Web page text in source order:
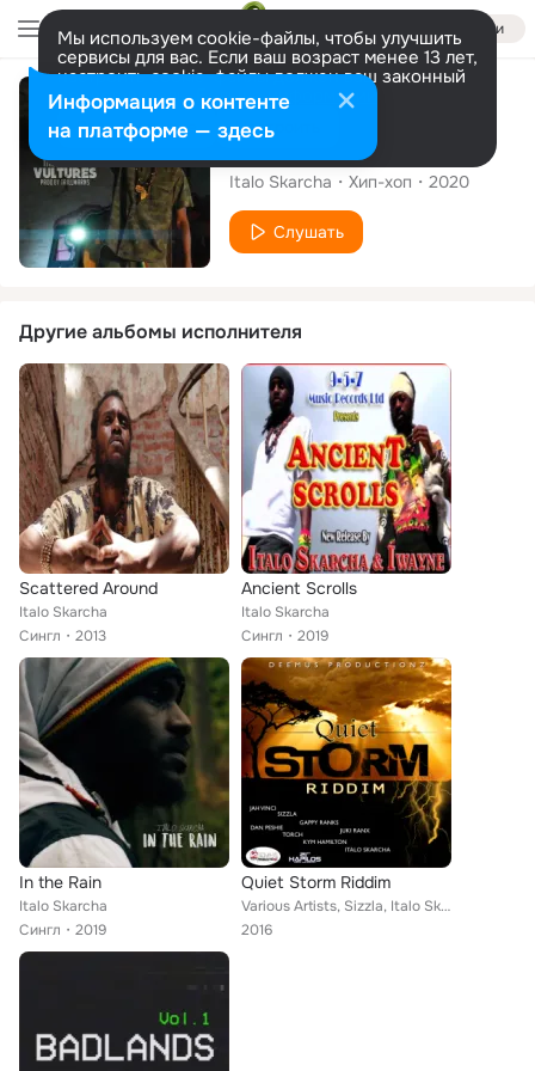
Войти
Мы используем cookie-файлы, чтобы улучшить
сервисы для вас. Если ваш возраст менее 13 лет,
настроить cookie-файлы должен ваш законный
представитель. Больше информации
Разрешить все Настроить
Сингл
Vultures
Italo Skarcha Хип-хоп 2020
Слушать
Другие альбомы исполнителя
Scattered Around
Italo Skarcha
Сингл
2013
Ancient Scrolls
Italo Skarcha
Сингл
2019
In the Rain
Italo Skarcha
Сингл
2019
Quiet Storm Riddim
Various Artists, Sizzla, Italo Skarcha, Jah Vinci, Juki Ranx, Torch, Kym Hamilton, Gappy Ranks, Dan Peshie
2016
Информация о контенте
на платформе — здесь